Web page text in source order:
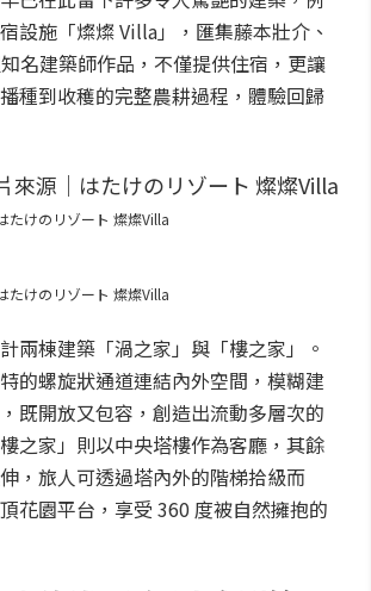
設施「燦燦 Villa」，匯集藤本壯介、
名建築師作品，不僅提供住宿，更讓
種到收穫的完整農耕過程，體驗回歸
たけのリゾート 燦燦Villa
たけのリゾート 燦燦Villa
兩棟建築「渦之家」與「樓之家」。
特的螺旋狀通道連結內外空間，模糊建
既開放又包容，創造出流動多層次的
之家」則以中央塔樓作為客廳，其餘
，旅人可透過塔內外的階梯拾級而
花園平台，享受 360 度被自然擁抱的